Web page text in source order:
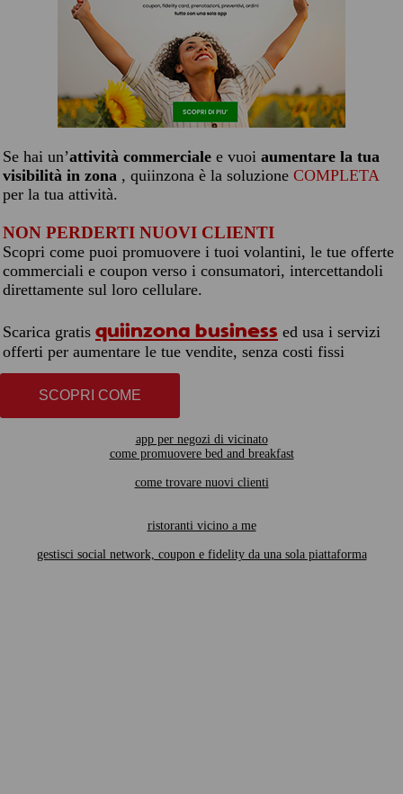
Se hai un’attività commerciale e vuoi aumentare la tua
visibilità in zona , quiinzona è la soluzione COMPLETA
per la tua attività.
NON PERDERTI NUOVI CLIENTI
Scopri come puoi promuovere i tuoi volantini, le tue offerte
commerciali e coupon verso i consumatori, intercettandoli
direttamente sul loro cellulare.
Scarica gratis quiinzona business ed usa i servizi
offerti per aumentare le tue vendite, senza costi fissi
SCOPRI COME
app per negozi di vicinato
come promuovere bed and breakfast
come trovare nuovi clienti
ristoranti vicino a me
gestisci social network, coupon e fidelity da una sola piattaforma